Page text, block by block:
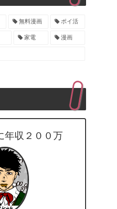
無料漫画 ポイ活
家電 漫画
年収２００万